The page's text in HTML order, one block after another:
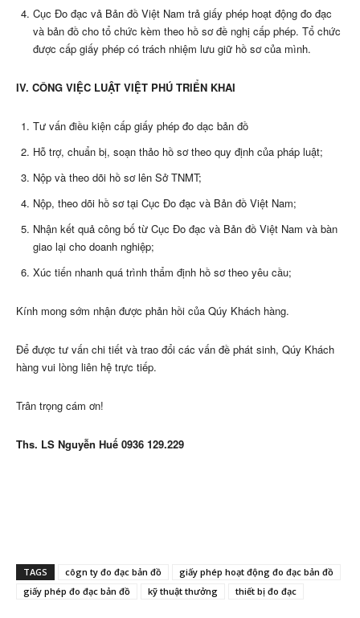
Cục Đo đạc vả Bản đồ Việt Nam trả giấy phép hoạt động đo đạc
và bản đồ cho tổ chức kèm theo hồ sơ đề nghị cấp phép. Tổ chức
được cấp giấy phép có trách nhiệm lưu giữ hồ sơ của mình.
IV. CÔNG VIỆC LUẬT VIỆT PHÚ TRIỂN KHAI
Tư vấn điều kiện cấp giấy phép đo dạc bản đồ
Hỗ trợ, chuẩn bị, soạn thảo hồ sơ theo quy định của pháp luật;
Nộp và theo dõi hồ sơ lên Sở TNMT;
Nộp, theo dõi hồ sơ tại Cục Đo đạc và Bản đồ Việt Nam;
Nhận kết quả công bố từ Cục Đo đạc và Bản đồ Việt Nam và bàn
giao lại cho doanh nghiệp;
Xúc tiến nhanh quá trình thẩm định hồ sơ theo yêu cầu;
Kính mong sớm nhận được phản hồi của Qúy Khách hàng.
Để được tư vấn chi tiết và trao đổi các vấn đề phát sinh, Qúy Khách
hàng vui lòng liên hệ trực tiếp.
Trân trọng cám ơn!
Ths. LS Nguyễn Huế 0936 129.229
TAGS côgn ty đo đạc bản đồ
giấy phép hoạt động đo đạc bản đồ
giấy phép đo đạc bản đồ
kỹ thuật thưởng thiết bị đo đạc